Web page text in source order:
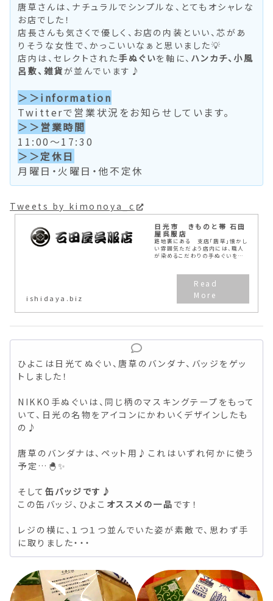
唐草さんは、ナチュラルでシンプルな、とてもオシャレな
お店でした！
店長さんも気さくで優しく、お店の内装といい、芯があ
りそうな女性で、かっこいいなぁと思いました💡
店内は、セレクトされた手ぬぐいを軸に、 ハンカチ、小風
呂敷、雑貨が並んでいます♪
＞＞information
Twitterで営業状況をお知らせしています。
＞＞営業時間
11:00～17:30
＞＞定休日
月曜日・火曜日・他不定休
Tweets by kimonoya_c
日光市 きものと帯 石田
屋呉服店
路地裏にある 支店「唐草」懐かし
い雰囲気ただよう店内には、職人
が染めるこだわりの手ぬぐいを中
ishidaya.biz
ひよこは日光てぬぐい、唐草のバンダナ、バッジをゲッ
トしました！
NIKKO手ぬぐいは、同じ柄のマスキングテープをもって
いて、日光の名物をアイコンにかわいくデザインしたも
の♪
唐草のバンダナは、ペット用♪これはいずれ何かに使う
予定…🐣✨
そして 缶バッジです♪
この缶バッジ、ひよこ オススメの一品 です！
レジの横に、１つ１つ並んでいた姿が素敵で、思わず手
に取りました・・・